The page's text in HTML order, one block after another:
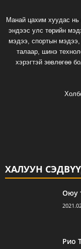
Манай цахим хуудас нь
эндээс улс төрийн
мэдээ, спортын
талаар, шинэ
хэрэгтэй зөвлөгөө
ХАЛУУН
Оюу
Рио